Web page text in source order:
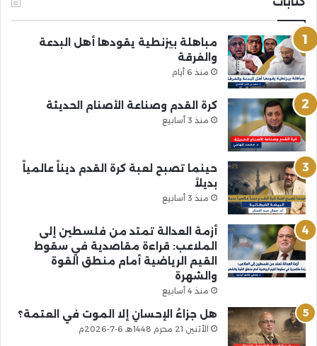
مباهلة بيزنطية يقودها أهل البدعة
والفرقة
منذ 6 أيام
كرة القدم وصناعة الأصنام الحديثة
منذ 3 أسابيع
حينما تصبح لعبة كرة القدم ديناً عالمياً
بديلاً
منذ 3 أسابيع
أزمة العدالة تمتد من فلسطين إلى
الملاعب: قراءة مقاصدية في سقوط
القيم الرياضية أمام منطق القوة
والشهرة
منذ 4 أسابيع
هل جزاءُ الإحسانِ إلا الموت في العتمة؟
الأثنين 21 محرم 1448هـ 6-7-2026م